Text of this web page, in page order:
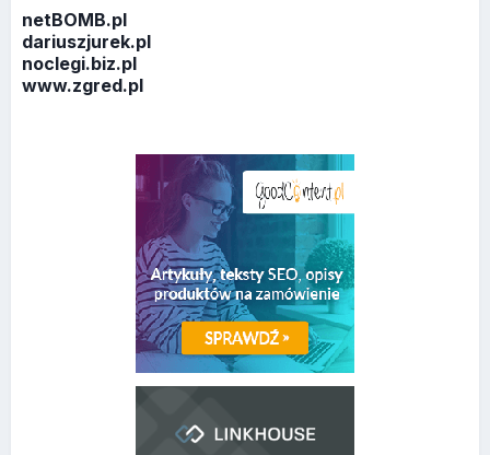
netBOMB.pl
dariuszjurek.pl
noclegi.biz.pl
www.zgred.pl